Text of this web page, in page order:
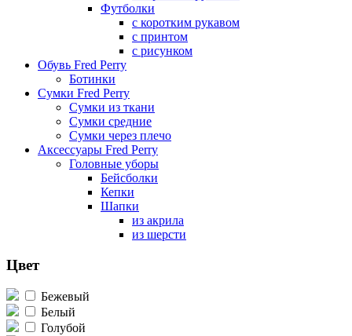
Футболки
с коротким рукавом
с принтом
с рисунком
Обувь Fred Perry
Ботинки
Сумки Fred Perry
Сумки из ткани
Сумки средние
Сумки через плечо
Аксессуары Fred Perry
Головные уборы
Бейсболки
Кепки
Шапки
из акрила
из шерсти
Цвет
Бежевый
Белый
Голубой